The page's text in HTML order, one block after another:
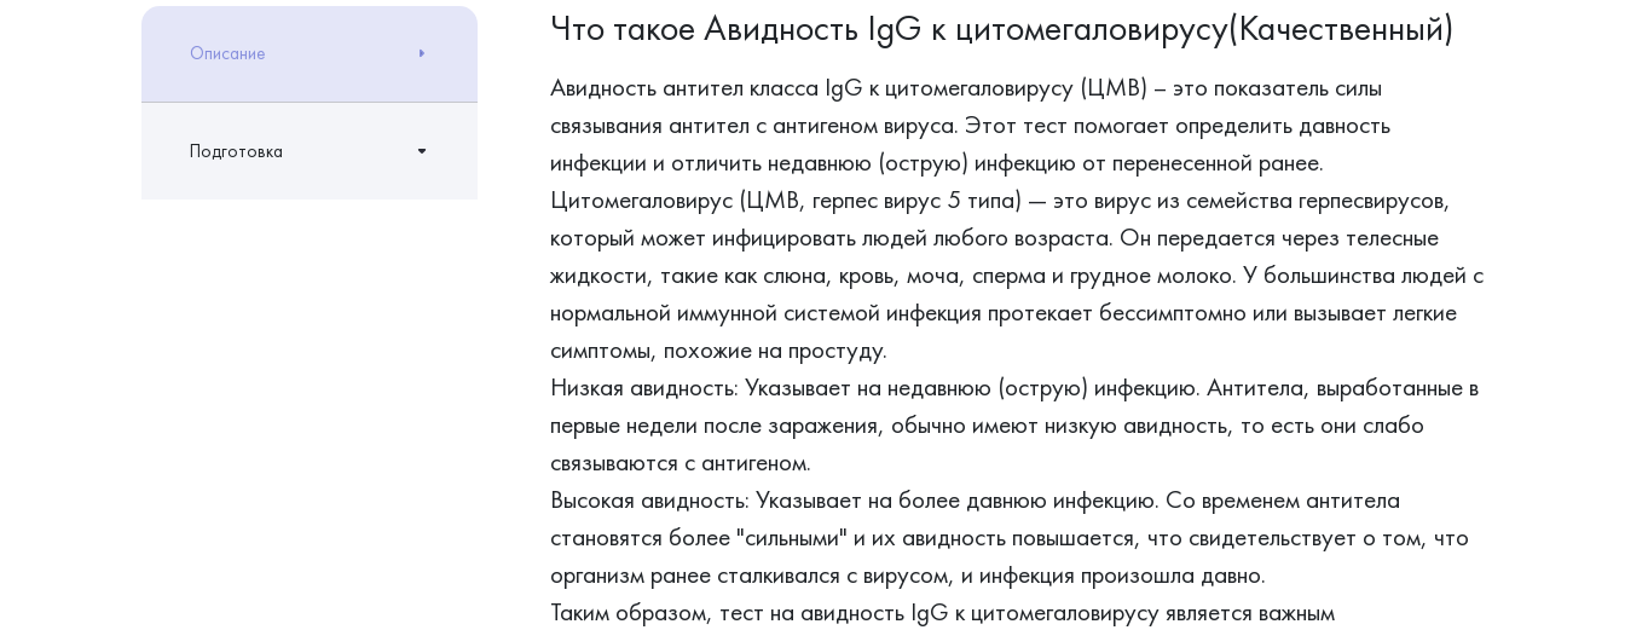
Описание
Подготовка
Что такое Авидность IgG к цитомегаловирусу(Качественный)
Авидность антител класса IgG к цитомегаловирусу (ЦМВ) – это показатель силы
связывания антител с антигеном вируса. Этот тест помогает определить давность
инфекции и отличить недавнюю (острую) инфекцию от перенесенной ранее.
Цитомегаловирус (ЦМВ, герпес вирус 5 типа) — это вирус из семейства герпесвирусов,
который может инфицировать людей любого возраста. Он передается через телесные
жидкости, такие как слюна, кровь, моча, сперма и грудное молоко. У большинства людей с
нормальной иммунной системой инфекция протекает бессимптомно или вызывает легкие
симптомы, похожие на простуду.
Низкая авидность: Указывает на недавнюю (острую) инфекцию. Антитела, выработанные в
первые недели после заражения, обычно имеют низкую авидность, то есть они слабо
связываются с антигеном.
Высокая авидность: Указывает на более давнюю инфекцию. Со временем антитела
становятся более "сильными" и их авидность повышается, что свидетельствует о том, что
организм ранее сталкивался с вирусом, и инфекция произошла давно.
Таким образом, тест на авидность IgG к цитомегаловирусу является важным